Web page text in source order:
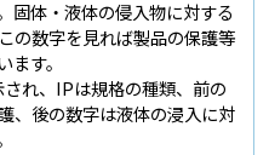
固体・液体の侵入物に対する
の数字を見れば製品の保護等
す。
れ、IPは規格の種類、前の
、後の数字は液体の浸入に対